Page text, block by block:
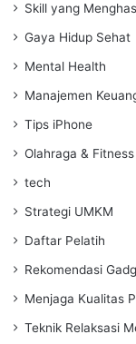
Skill yang
Gaya Hidup Sehat
Mental Health
Manajemen
Tips iPhone
Olahraga & Fitness
tech
Strategi UMKM
Daftar Pelatih
Rekomendasi
Menjaga Kualitas
Teknik Relaksasi